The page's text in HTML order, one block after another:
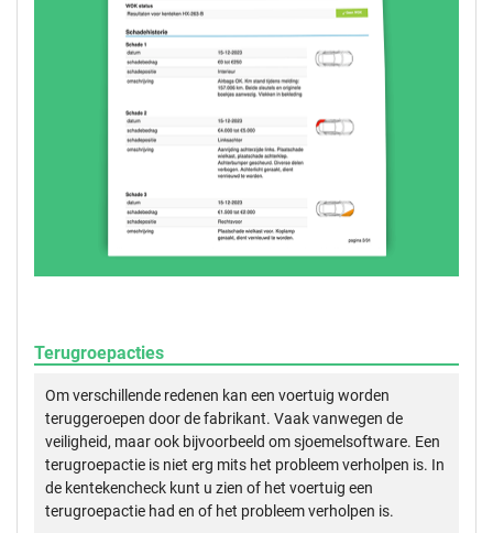
Terugroepacties
Om verschillende redenen kan een voertuig worden
teruggeroepen door de fabrikant. Vaak vanwegen de
veiligheid, maar ook bijvoorbeeld om sjoemelsoftware. Een
terugroepactie is niet erg mits het probleem verholpen is. In
de kentekencheck kunt u zien of het voertuig een
terugroepactie had en of het probleem verholpen is.